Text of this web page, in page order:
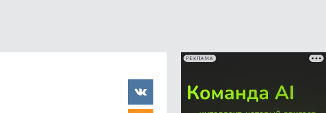
РЕКЛАМА